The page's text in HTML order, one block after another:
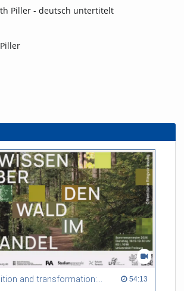
Piller - deutsch untertitelt
Between tradition and transformation: how owners, advisers and institutions co-create knowledge for resilient forests in Europe 54:13